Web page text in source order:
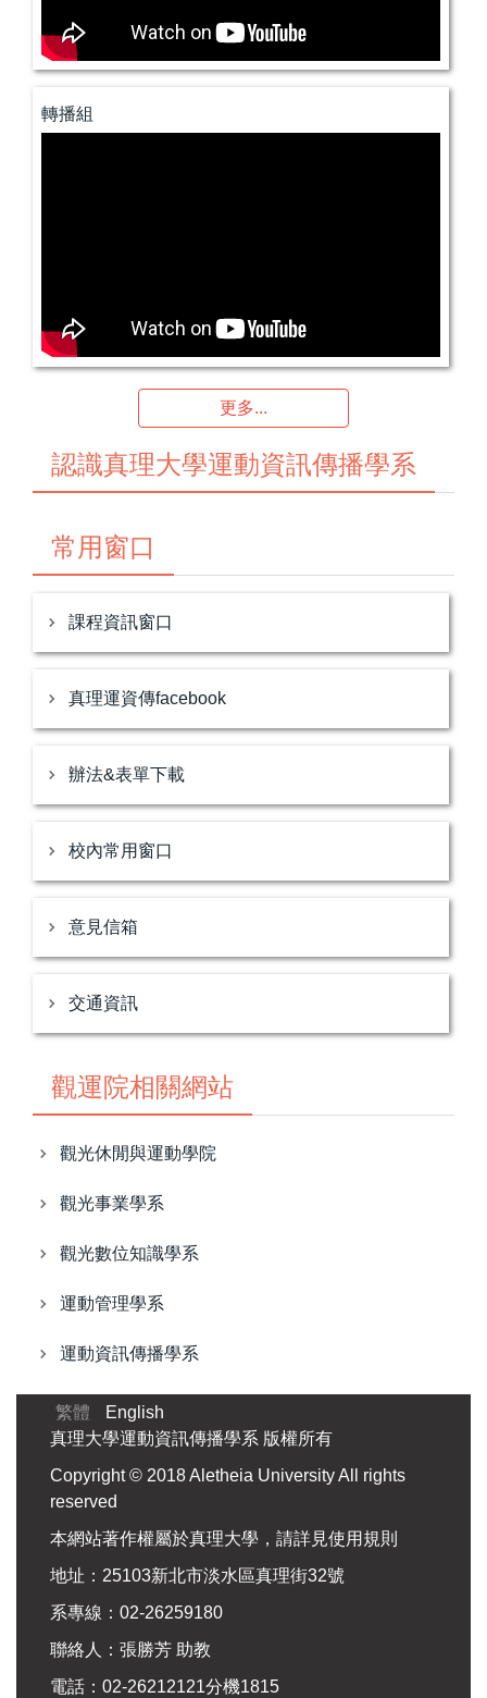
轉播組
更多...
認識真理大學運動資訊傳播學系
常用窗口
課程資訊窗口
真理運資傳facebook
辦法&表單下載
校內常用窗口
意見信箱
交通資訊
觀運院相關網站
觀光休閒與運動學院
觀光事業學系
觀光數位知識學系
運動管理學系
運動資訊傳播學系
繁體
English
真理大學運動資訊傳播學系 版權所有
Copyright © 2018 Aletheia University All rights
reserved
本網站著作權屬於真理大學，請詳見使用規則
地址：25103新北市淡水區真理街32號
系專線：02-26259180
聯絡人：張勝芳 助教
電話：02-26212121分機1815